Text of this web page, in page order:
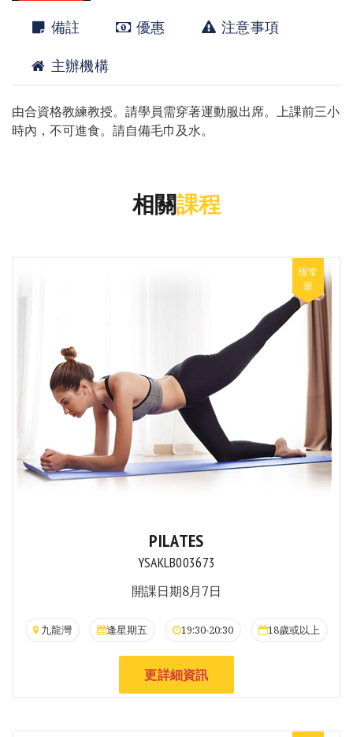
備註 優惠 注意事項
主辦機構
由合資格教練教授。請學員需穿著運動服出席。上課前三小
時內，不可進食。請自備毛巾及水。
相關課程
PILATES
YSAKLB003673
開課日期8月7日
九龍灣 逢星期五 19:30-20:30 18歲或以上
更詳細資訊